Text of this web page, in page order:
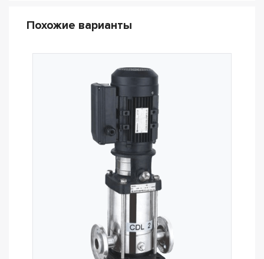
Похожие варианты